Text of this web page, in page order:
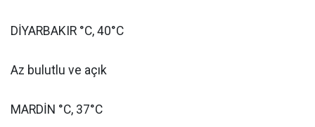
DİYARBAKIR °C, 40°C
Az bulutlu ve açık
MARDİN °C, 37°C